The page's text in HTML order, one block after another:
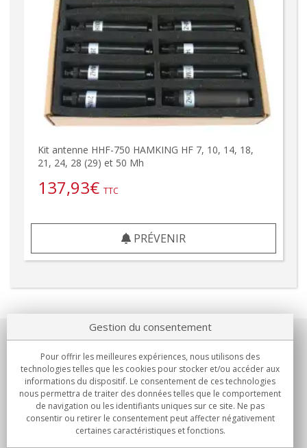
Kit antenne HHF-750 HAMKING HF 7, 10, 14, 18,
21, 24, 28 (29) et 50 Mh
137,93€ TTC
PRÉVENIR
Notre société
Engagements
Achats
Gestion du consentement
Pour offrir les meilleures expériences, nous utilisons des
technologies telles que les cookies pour stocker et/ou accéder aux
informations du dispositif. Le consentement de ces technologies
nous permettra de traiter des données telles que le comportement
de navigation ou les identifiants uniques sur ce site. Ne pas
consentir ou retirer le consentement peut affecter négativement
certaines caractéristiques et fonctions.